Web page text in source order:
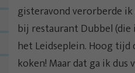
gisteravond verorberde
bij restaurant Dubbel
het Leidseplein. Hoog tijd
koken! Maar dat ga ik dus